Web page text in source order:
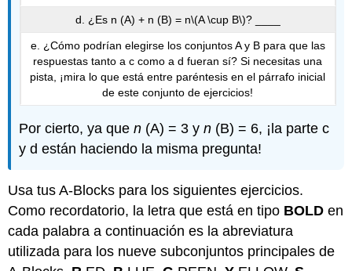
d. ¿Es n (A) + n (B) = n\(A \cup B\)? ____
e. ¿Cómo podrían elegirse los conjuntos A y B para que las
respuestas tanto a c como a d fueran sí? Si necesitas una
pista, ¡mira lo que está entre paréntesis en el párrafo inicial
de este conjunto de ejercicios!
Por cierto, ya quen (A) = 3 yn (B) = 6, ¡la parte c
y d están haciendo la misma pregunta!
Usa tus A-Blocks para los siguientes ejercicios.
Como recordatorio, la letra que está en tipo BOLD en
cada palabra a continuación es la abreviatura
utilizada para los nueve subconjuntos principales de